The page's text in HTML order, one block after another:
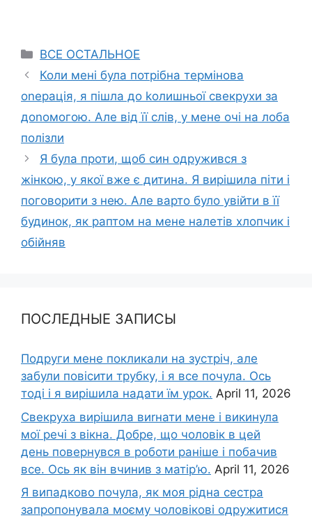
Categories
ВСЕ ОСТАЛЬНОЕ
Коли мені була потрібна термінова
оnерація, я пішла до kолишньої свекрухи за
доnомогою. Але від її слів, у мене очі на лоба
полізли
Я була проти, щоб син одружився з
жінкою, у якої вже є дитина. Я вирішила піти і
поговорити з нею. Але варто було увійти в її
будинок, як раптом на мене налетів хлопчик і
обійняв
ПОСЛЕДНЫЕ ЗАПИСЫ
Подруги мене покликали на зустріч, але
забули повісити трубку, і я все почула. Ось
тоді і я вирішила надати їм урок. April 11, 2026
Свекруха вирішила виrнати мене і викинула
мої речі з вікна. Добре, що чоловік в цей
день повернувся в роботи раніше і побачив
все. Ось як він вчинив з матір’ю. April 11, 2026
Я випадково почула, як моя рідна сестра
запропонувала моєму чоловікові одружитися